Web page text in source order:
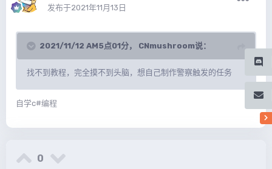
发布于2021年11月13日
2021/11/12 AM5点01分， CNmushroom说：
找不到教程，完全摸不到头脑，想自己制作警察触发的任务
自学c#编程
0